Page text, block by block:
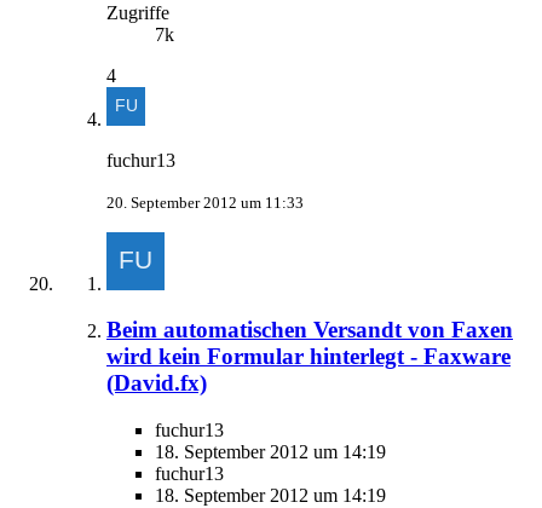
Zugriffe
7k
4
fuchur13
20. September 2012 um 11:33
Beim automatischen Versandt von Faxen
wird kein Formular hinterlegt - Faxware
(David.fx)
fuchur13
18. September 2012 um 14:19
fuchur13
18. September 2012 um 14:19